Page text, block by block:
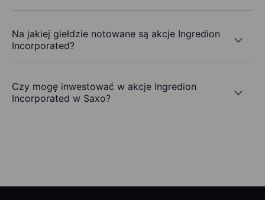
Na jakiej giełdzie notowane są akcje Ingredion
Incorporated?
Czy mogę inwestować w akcje Ingredion
Incorporated w Saxo?